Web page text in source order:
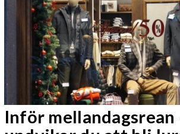
Inför mellandagsrean